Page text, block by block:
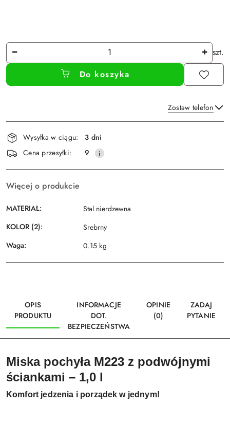
Ilość
szt.
Do koszyka
Zostaw telefon
Wyślij
Dostępność
i
dostawa
Wysyłka w ciągu:
3 dni
Cena przesyłki:
9
Więcej o produkcie
MATERIAŁ:
Stal nierdzewna
KOLOR (2):
Srebrny
Waga:
0.15 kg
OPIS
PRODUKTU
INFORMACJE
DOT.
BEZPIECZEŃSTWA
OPINIE
(0)
ZADAJ
PYTANIE
Miska pochyła M223 z podwójnymi
ściankami – 1,0 l
Komfort jedzenia i porządek w jednym!